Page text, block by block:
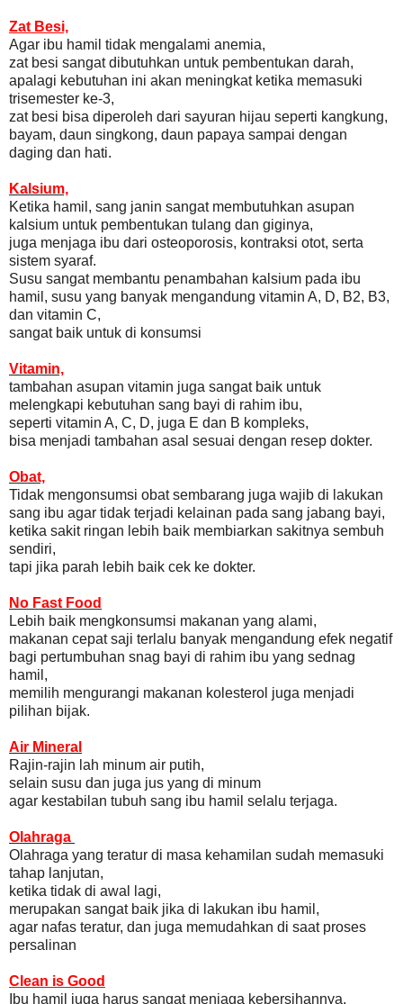
Zat Besi,
Agar ibu hamil tidak mengalami anemia,
zat besi sangat dibutuhkan untuk pembentukan darah,
apalagi kebutuhan ini akan meningkat ketika memasuki
trisemester ke-3,
zat besi bisa diperoleh dari sayuran hijau seperti kangkung,
bayam, daun singkong, daun papaya sampai dengan
daging dan hati.
Kalsium,
Ketika hamil, sang janin sangat membutuhkan asupan
kalsium untuk pembentukan tulang dan giginya,
juga menjaga ibu dari osteoporosis, kontraksi otot, serta
sistem syaraf.
Susu sangat membantu penambahan kalsium pada ibu
hamil, susu yang banyak mengandung vitamin A, D, B2, B3,
dan vitamin C,
sangat baik untuk di konsumsi
Vitamin,
tambahan asupan vitamin juga sangat baik untuk
melengkapi kebutuhan sang bayi di rahim ibu,
seperti vitamin A, C, D, juga E dan B kompleks,
bisa menjadi tambahan asal sesuai dengan resep dokter.
Obat,
Tidak mengonsumsi obat sembarang juga wajib di lakukan
sang ibu agar tidak terjadi kelainan pada sang jabang bayi,
ketika sakit ringan lebih baik membiarkan sakitnya sembuh
sendiri,
tapi jika parah lebih baik cek ke dokter.
No Fast Food
Lebih baik mengkonsumsi makanan yang alami,
makanan cepat saji terlalu banyak mengandung efek negatif
bagi pertumbuhan snag bayi di rahim ibu yang sednag
hamil,
memilih mengurangi makanan kolesterol juga menjadi
pilihan bijak.
Air Mineral
Rajin-rajin lah minum air putih,
selain susu dan juga jus yang di minum
agar kestabilan tubuh sang ibu hamil selalu terjaga.
Olahraga
Olahraga yang teratur di masa kehamilan sudah memasuki
tahap lanjutan,
ketika tidak di awal lagi,
merupakan sangat baik jika di lakukan ibu hamil,
agar nafas teratur, dan juga memudahkan di saat proses
persalinan
Clean is Good
Ibu hamil juga harus sangat menjaga kebersihannya,